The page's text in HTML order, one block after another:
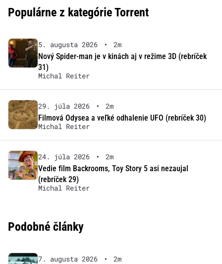
Populárne z kategórie Torrent
5. augusta 2026 •
2m
Nový Spider-man je v kinách aj v režime 3D (rebríček
31)
Michal Reiter
29. júla 2026 •
2m
Filmová Odysea a veľké odhalenie UFO (rebríček 30)
Michal Reiter
24. júla 2026 •
2m
Vedie film Backrooms, Toy Story 5 asi nezaujal
(rebríček 29)
Michal Reiter
Podobné články
7. augusta 2026 •
2m